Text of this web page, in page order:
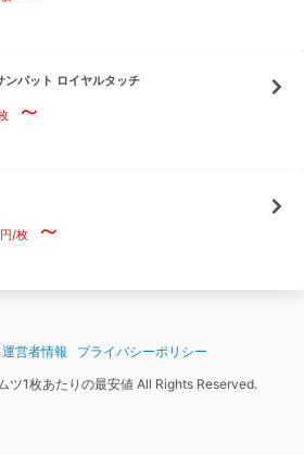
ンパット ロイヤルタッチ
～
円/枚～
運営者情報
プライバシーポリシー
ツ1枚あたりの最安値 All Rights Reserved.